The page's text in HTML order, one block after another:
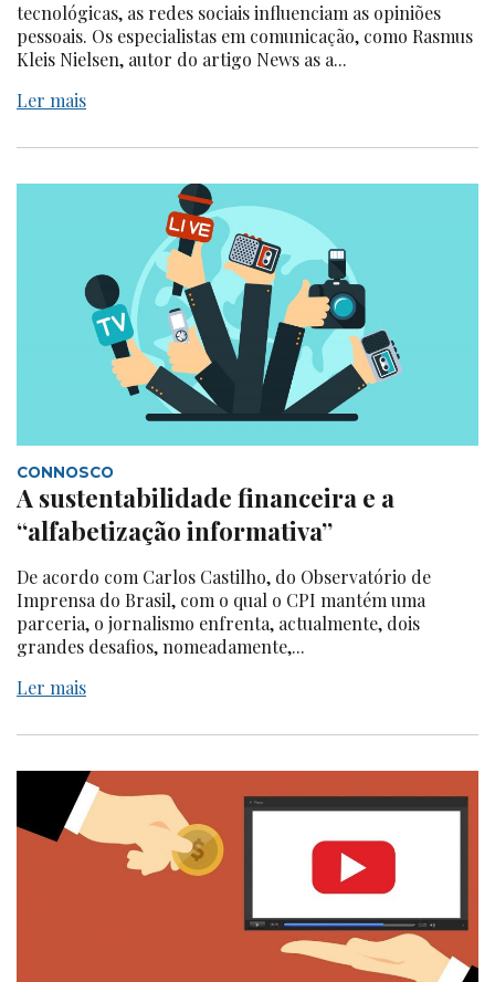
tecnológicas, as redes sociais influenciam as opiniões
pessoais. Os especialistas em comunicação, como Rasmus
Kleis Nielsen, autor do artigo News as a...
Ler mais
CONNOSCO
A sustentabilidade financeira e a
“alfabetização informativa”
De acordo com Carlos Castilho, do Observatório de
Imprensa do Brasil, com o qual o CPI mantém uma
parceria, o jornalismo enfrenta, actualmente, dois
grandes desafios, nomeadamente,...
Ler mais